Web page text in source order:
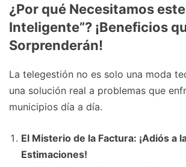
¿Por qué Necesitamos
Inteligente”? ¡Beneficios
Sorprenderán!
La telegestión no es solo una moda
una solución real a problemas que
municipios día a día.
El Misterio de la Factura: ¡Adiós a
Estimaciones!